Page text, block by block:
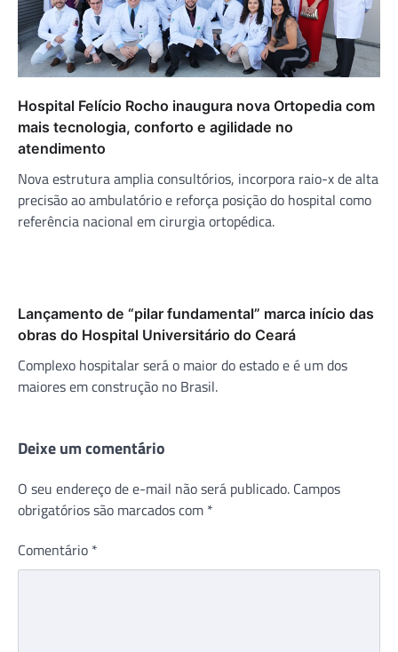
Hospital Felício Rocho inaugura nova Ortopedia com
mais tecnologia, conforto e agilidade no
atendimento
Nova estrutura amplia consultórios, incorpora raio-x de alta
precisão ao ambulatório e reforça posição do hospital como
referência nacional em cirurgia ortopédica.
Lançamento de “pilar fundamental” marca início das
obras do Hospital Universitário do Ceará
Complexo hospitalar será o maior do estado e é um dos
maiores em construção no Brasil.
Deixe um comentário
O seu endereço de e-mail não será publicado. Campos
obrigatórios são marcados com *
Comentário *